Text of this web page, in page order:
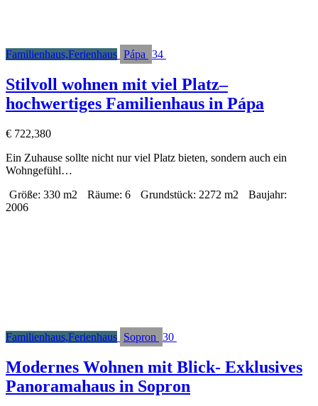
Familienhaus,Ferienhaus Pápa 34
Stilvoll wohnen mit viel Platz–
hochwertiges Familienhaus in Pápa
€ 722,380
Ein Zuhause sollte nicht nur viel Platz bieten, sondern auch ein
Wohngefühl…
Größe: 330 m2 Räume: 6 Grundstück: 2272 m2
Baujahr:
2006
Familienhaus,Ferienhaus Sopron 30
Modernes Wohnen mit Blick- Exklusives
Panoramahaus in Sopron